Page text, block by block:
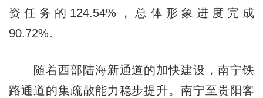
资任务的124.54%，总体形象进度完成
90.72%。
随着西部陆海新通道的加快建设，南宁铁
路通道的集疏散能力稳步提升。南宁至贵阳客